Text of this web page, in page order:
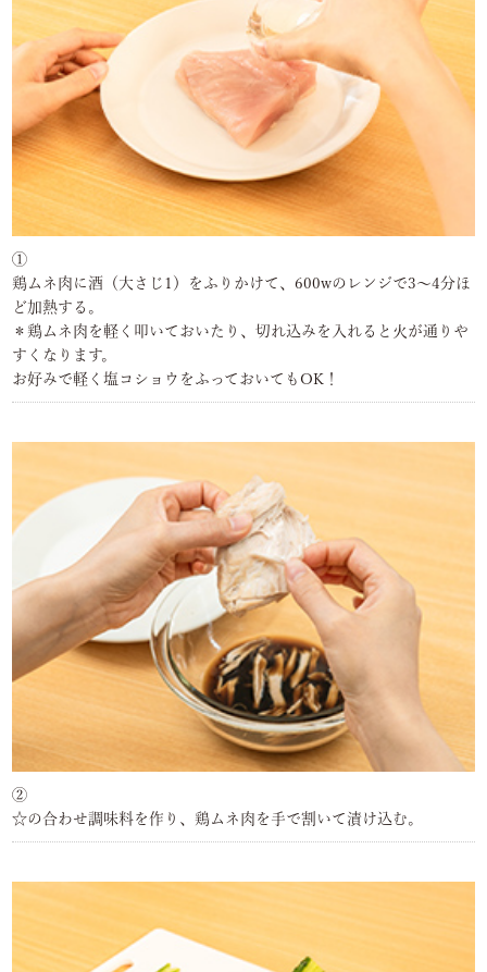
①
鶏ムネ肉に酒（大さじ1）をふりかけて、600wのレンジで3～4分ほ
ど加熱する。
＊鶏ムネ肉を軽く叩いておいたり、切れ込みを入れると火が通りや
すくなります。
お好みで軽く塩コショウをふっておいてもOK！
②
☆の合わせ調味料を作り、鶏ムネ肉を手で割いて漬け込む。